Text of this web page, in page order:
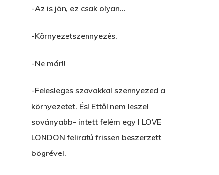
-Az is jön, ez csak olyan…
-Környezetszennyezés.
-Ne már!!
-Felesleges szavakkal szennyezed a
környezetet. És! Ettől nem leszel
soványabb- intett felém egy I LOVE
LONDON feliratú frissen beszerzett
bögrével.